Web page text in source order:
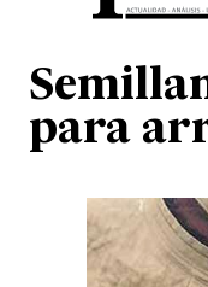
para